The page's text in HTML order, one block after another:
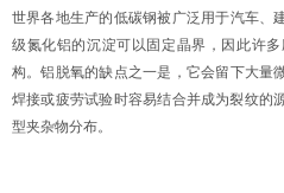
世界各地生产的低碳钢被广泛用于汽车、
级氮化铝的沉淀可以固定晶界，因此许
构。铝脱氧的缺点之一是，它会留下大量
焊接或疲劳试验时容易结合并成为裂纹的
型夹杂物分布。